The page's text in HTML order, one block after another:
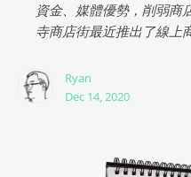
資金、媒體優勢，削弱商
寺商店街最近推出了線上
Ryan
Dec 14, 2020